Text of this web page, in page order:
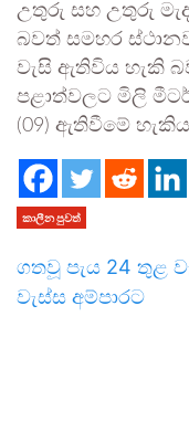
උතුරු සහ උතුරු
බවත් සමහර
වැසි ඇතිවිය හැකි
පළාත්වලට මිලි
(09) ඇතිවීමේ
කාලීන පුවත්
ගතවූ පැය 24 තුළ
වැස්ස අම්පාරට